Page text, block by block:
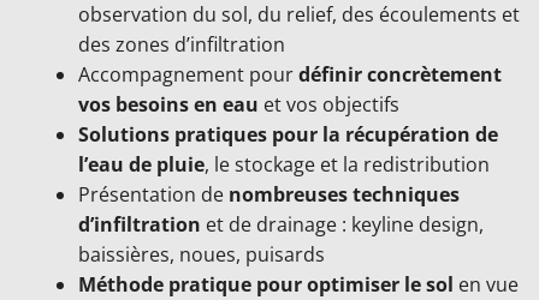
observation du sol, du relief, des écoulements et
des zones d’infiltration
Accompagnement pourdéfinir concrètement
vos besoins en eau et vos objectifs
Solutions pratiques pour la récupération de
l’eau de pluie, le stockage et la redistribution
Présentation de nombreuses techniques
d’infiltration et de drainage : keyline design,
baissières, noues, puisards
Méthode pratique pour optimiser le sol en vue